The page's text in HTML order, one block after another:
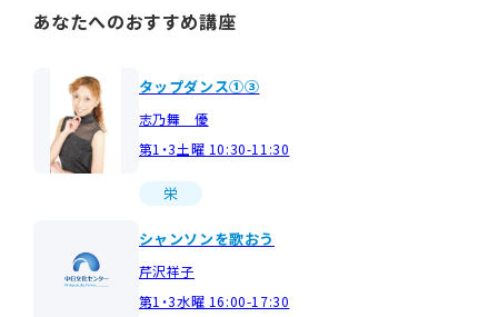
あなたへのおすすめ講座
タップダンス①③
志乃舞 優
第1・3土曜 10:30-11:30
栄
シャンソンを歌おう
芹沢祥子
第1・3水曜 16:00-17:30